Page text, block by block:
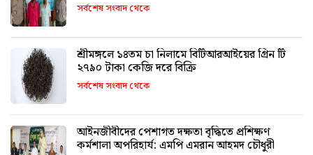
সর্বশেষ সংবাদ থেকে
শ্রীমঙ্গলে ১৪তম চা নিলামে বিটিআরআইয়ের গ্রিন টি
২৭৯০ টাকা কেজি দরে বিক্রি
সর্বশেষ সংবাদ থেকে
আইনজীবীদের পেশাগত দক্ষতা বৃদ্ধিতে প্রশিক্ষণ
কর্মশালা অপরিহার্য: এমপি এমরান আহমদ চৌধুরী